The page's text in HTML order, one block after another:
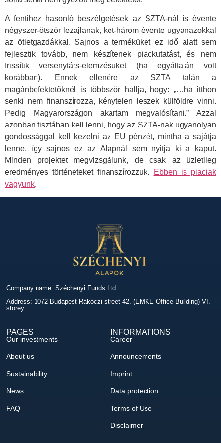
A fentihez hasonló beszélgetések az SZTA-nál is évente
négyszer-ötször lezajlanak, két-három évente ugyanazokkal
az ötletgazdákkal. Sajnos a terméküket ez idő alatt sem
fejlesztik tovább, nem készítenek piackutatást, és nem
frissítik versenytárs-elemzésüket (ha egyáltalán volt
korábban). Ennek ellenére az SZTA talán a
magánbefektetőknél is többször hallja, hogy: „…ha itthon
senki nem finanszírozza, kénytelen leszek külföldre vinni.
Pedig Magyarországon akartam megvalósítani.” Azzal
azonban tisztában kell lenni, hogy az SZTA-nak ugyanolyan
gondossággal kell kezelni az EU pénzét, mintha a sajátja
lenne, így sajnos ez az Alapnál sem nyitja ki a kaput.
Minden projektet megvizsgálunk, de csak az üzletileg
eredményes történeteket finanszírozzuk.
Ebben is piaciak
vagyunk.
Company name: Széchenyi Funds Ltd.
Address: 1072 Budapest Rákóczi street 42. (EMKE Office Building) VI.
storey
PAGES
Our investments
About us
Sustainability
News
FAQ
INFORMATIONS
Career
Announcements
Imprint
Data protection
Terms of Use
Disclaimer